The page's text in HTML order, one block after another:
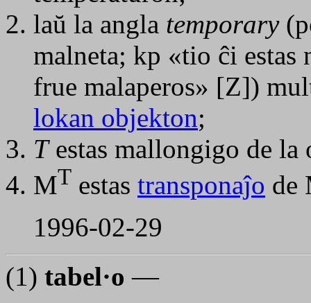
laŭ la angla temporary
malneta; kp «tio ĉi
frue malaperos» [Z])
lokan objekton;
Testas mallongigo de
MT estas transponaĵo de
1996-02-29
(1) tabel·o —